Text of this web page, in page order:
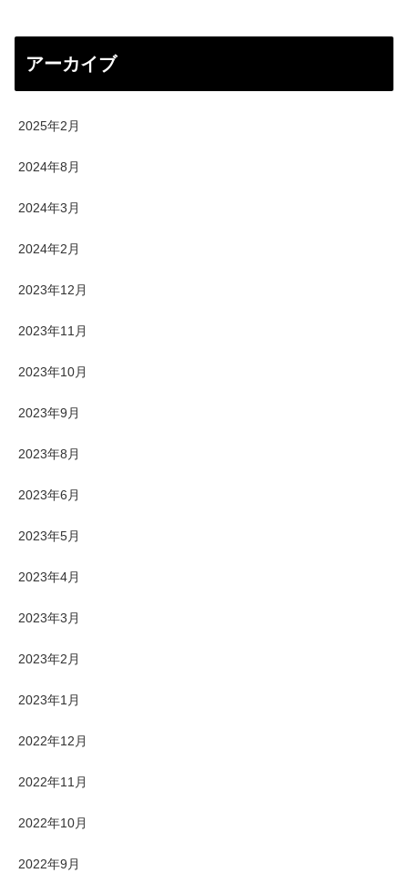
アーカイブ
2025年2月
2024年8月
2024年3月
2024年2月
2023年12月
2023年11月
2023年10月
2023年9月
2023年8月
2023年6月
2023年5月
2023年4月
2023年3月
2023年2月
2023年1月
2022年12月
2022年11月
2022年10月
2022年9月